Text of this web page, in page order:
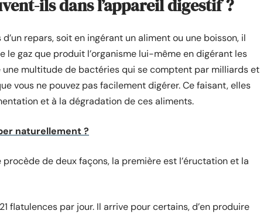
ils dans l’appareil digestif ?
d’un repars, soit en ingérant un aliment ou une boisson, il
le gaz que produit l’organisme lui-même en digérant les
une multitude de bactéries qui se comptent par milliards et
vous ne pouvez pas facilement digérer. Ce faisant, elles
et à la dégradation de ces aliments.
naturellement ?
procède de deux façons, la première est l’éructation et la
flatulences par jour. Il arrive pour certains, d’en produire